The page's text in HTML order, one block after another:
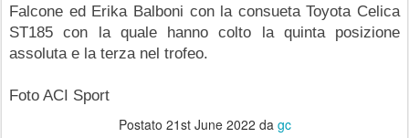
Falcone ed Erika Balboni con la consueta Toyota Celica
ST185 con la quale hanno colto la quinta posizione
assoluta e la terza nel trofeo.
Foto ACI Sport
Postato 21st June 2022 da gc